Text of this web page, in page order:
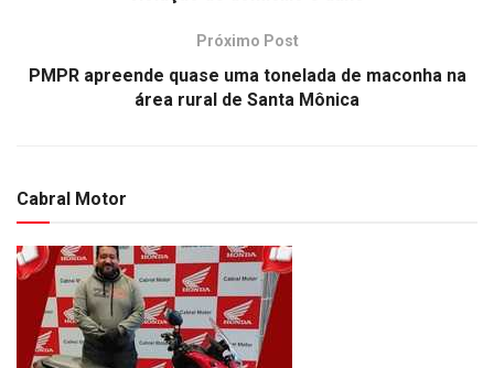
Próximo Post
PMPR apreende quase uma tonelada de maconha na
área rural de Santa Mônica
Cabral Motor